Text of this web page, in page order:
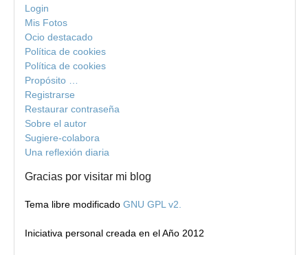
Login
Mis Fotos
Ocio destacado
Política de cookies
Política de cookies
Propósito …
Registrarse
Restaurar contraseña
Sobre el autor
Sugiere-colabora
Una reflexión diaria
Gracias por visitar mi blog
Tema libre modificado GNU GPL v2.
Iniciativa personal creada en el Año 2012